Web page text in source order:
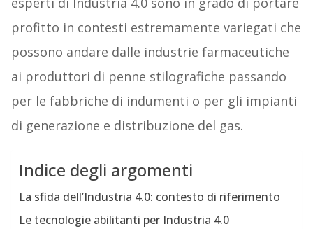
profitto in contesti estremamente variegati che
possono andare dalle industrie farmaceutiche
ai produttori di penne stilografiche passando
per le fabbriche di indumenti o per gli impianti
di generazione e distribuzione del gas.
Indice degli argomenti
La sfida dell’Industria 4.0: contesto di riferimento
Le tecnologie abilitanti per Industria 4.0